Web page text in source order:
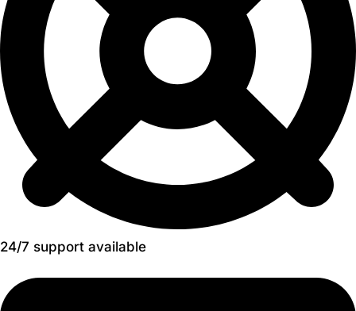
24/7 support available​